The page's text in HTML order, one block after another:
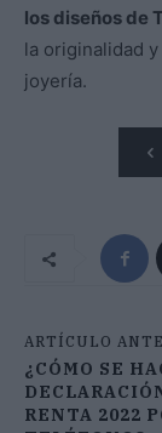
los diseños de
la originalidad
joyería.
ARTÍCULO
¿CÓMO SE
RENTA 2022